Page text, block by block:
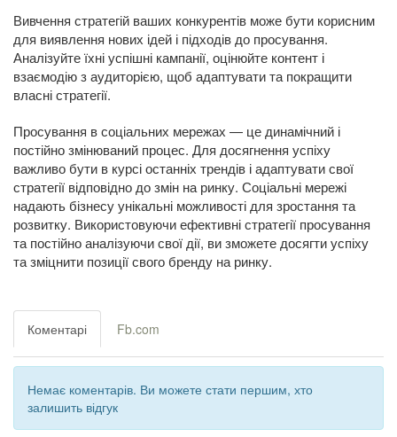
Вивчення стратегій ваших конкурентів може бути корисним
для виявлення нових ідей і підходів до просування.
Аналізуйте їхні успішні кампанії, оцінюйте контент і
взаємодію з аудиторією, щоб адаптувати та покращити
власні стратегії.
Просування в соціальних мережах — це динамічний і
постійно змінюваний процес. Для досягнення успіху
важливо бути в курсі останніх трендів і адаптувати свої
стратегії відповідно до змін на ринку. Соціальні мережі
надають бізнесу унікальні можливості для зростання та
розвитку. Використовуючи ефективні стратегії просування
та постійно аналізуючи свої дії, ви зможете досягти успіху
та зміцнити позиції свого бренду на ринку.
Коментарі Fb.com
Немає коментарів. Ви можете стати першим, хто
залишить відгук